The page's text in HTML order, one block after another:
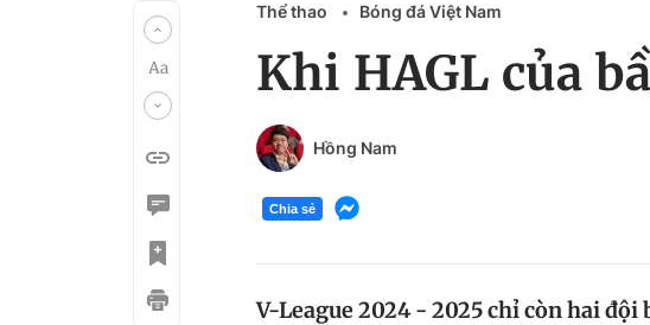
Thể thao Bóng đá Việt Nam
Khi HAGL của
Hồng Nam
Chia sẻ
V-League 2024 - 2025 chỉ còn hai